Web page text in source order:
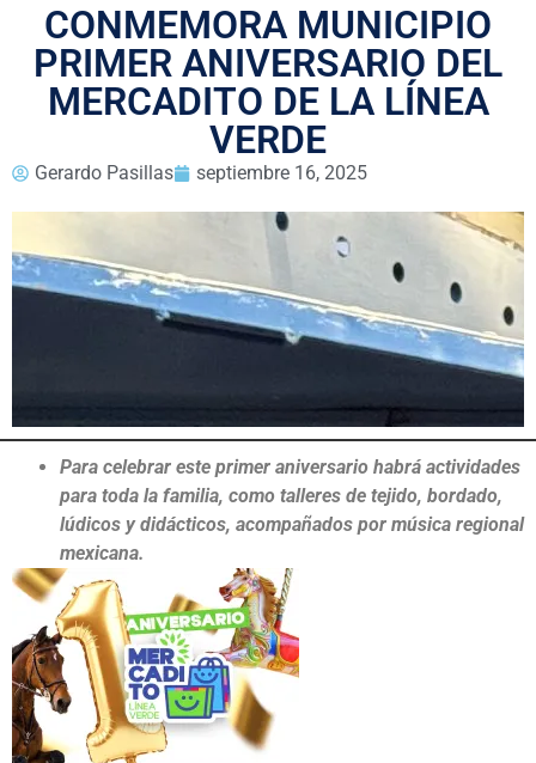
CONMEMORA MUNICIPIO
PRIMER ANIVERSARIO DEL
MERCADITO DE LA LÍNEA
VERDE
Gerardo Pasillas septiembre 16, 2025
Para celebrar este primer aniversario habrá actividades
para toda la familia, como talleres de tejido, bordado,
lúdicos y didácticos, acompañados por música regional
mexicana.